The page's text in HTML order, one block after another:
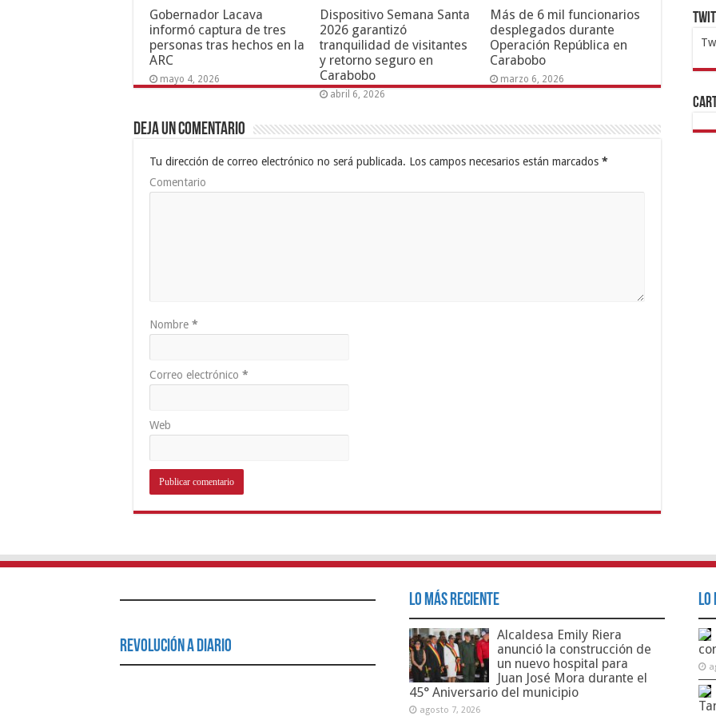
Gobernador Lacava
informó captura de tres
personas tras hechos en la
ARC
mayo 4, 2026
Dispositivo Semana Santa
2026 garantizó
tranquilidad de visitantes
y retorno seguro en
Carabobo
abril 6, 2026
Más de 6 mil funcionarios
desplegados durante
Operación República en
Carabobo
marzo 6, 2026
Deja un comentario
Tu dirección de correo electrónico no será publicada. Los campos necesarios están marcados *
Comentario
Nombre *
Correo electrónico *
Web
Revolución a Diario
Lo Más Reciente
Alcaldesa Emily Riera
anunció la construcción de
un nuevo hospital para
Juan José Mora durante el
45° Aniversario del municipio
agosto 7, 2026